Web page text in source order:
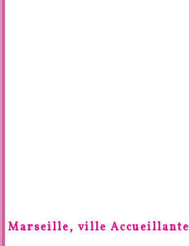
Marseille, ville Accueillante